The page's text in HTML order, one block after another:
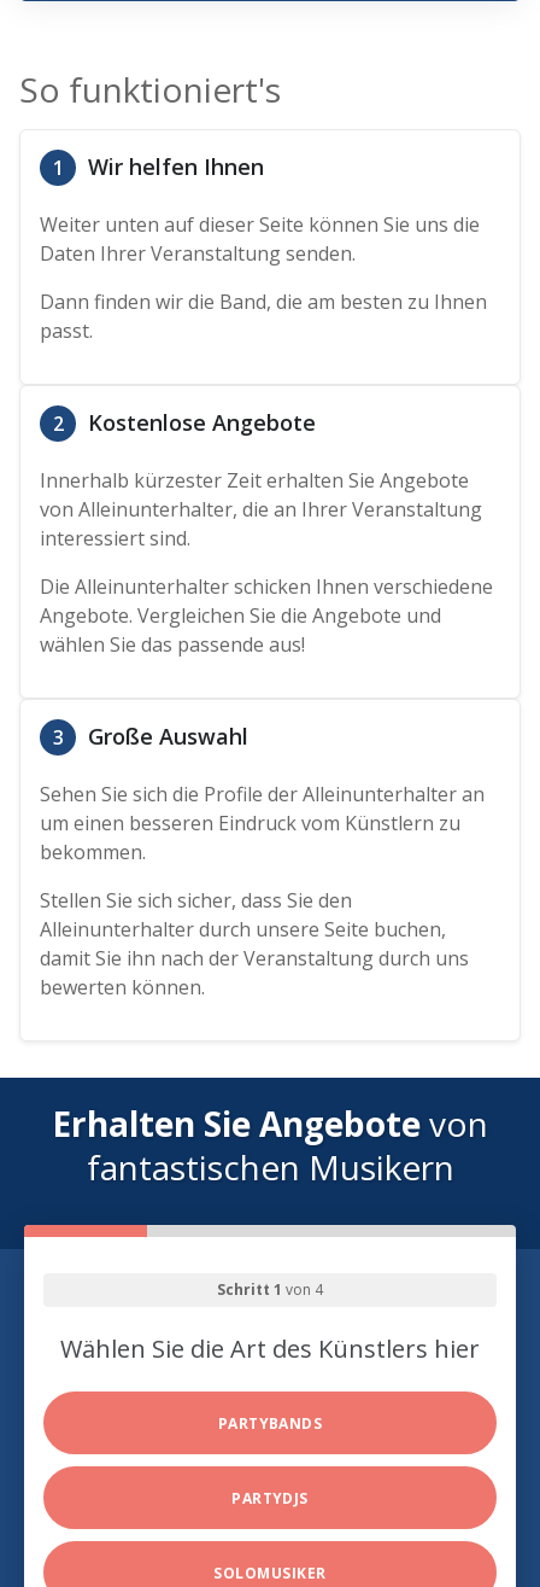
So funktioniert's
1 Wir helfen Ihnen
Weiter unten auf dieser Seite können Sie uns die
Daten Ihrer Veranstaltung senden.
Dann finden wir die Band, die am besten zu Ihnen
passt.
2 Kostenlose Angebote
Innerhalb kürzester Zeit erhalten Sie Angebote
von Alleinunterhalter, die an Ihrer Veranstaltung
interessiert sind.
Die Alleinunterhalter schicken Ihnen verschiedene
Angebote. Vergleichen Sie die Angebote und
wählen Sie das passende aus!
3 Große Auswahl
Sehen Sie sich die Profile der Alleinunterhalter an
um einen besseren Eindruck vom Künstlern zu
bekommen.
Stellen Sie sich sicher, dass Sie den
Alleinunterhalter durch unsere Seite buchen,
damit Sie ihn nach der Veranstaltung durch uns
bewerten können.
Erhalten Sie Angebotevon
fantastischen Musikern
Schritt 1 von 4
Wählen Sie die Art des Künstlers hier
PARTYBANDS
PARTYDJS
SOLOMUSIKER